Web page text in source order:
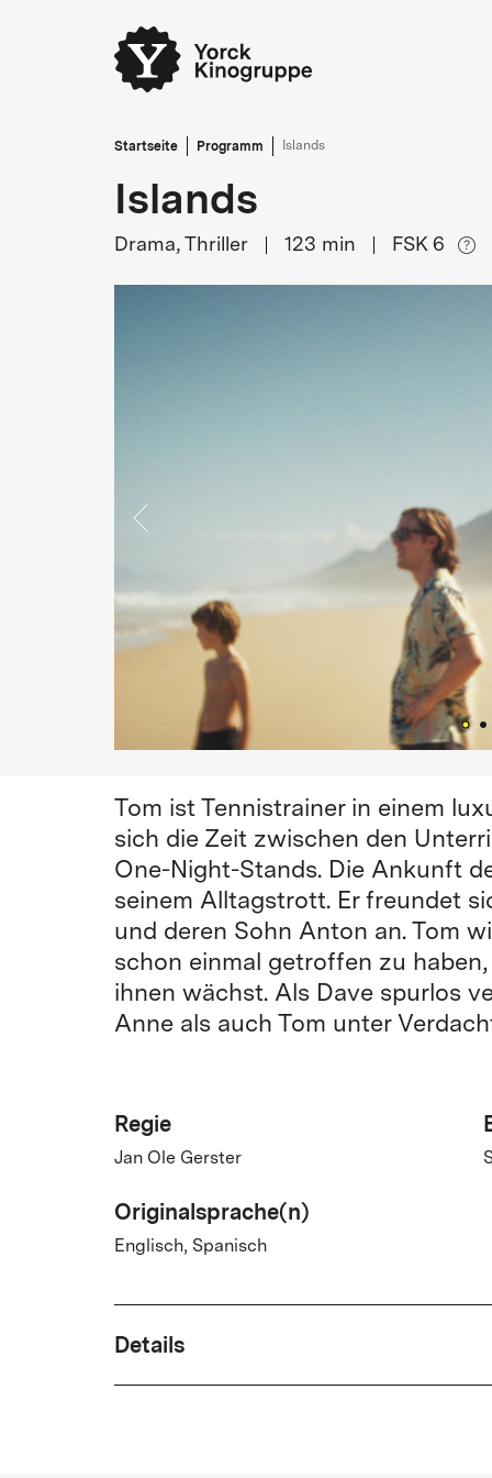
Startseite Programm Islands
Islands
Drama, Thriller 123 min FSK 6
Tom ist Tennistrainer in einem
sich die Zeit zwischen den
One-Night-Stands. Die Ankunft
seinem Alltagstrott. Er freundet
und deren Sohn Anton an. Tom
schon einmal getroffen zu
ihnen wächst. Als Dave spurlos
Anne als auch Tom unter
Regie
Jan Ole Gerster
Originalsprache(n)
Englisch, Spanisch
Details